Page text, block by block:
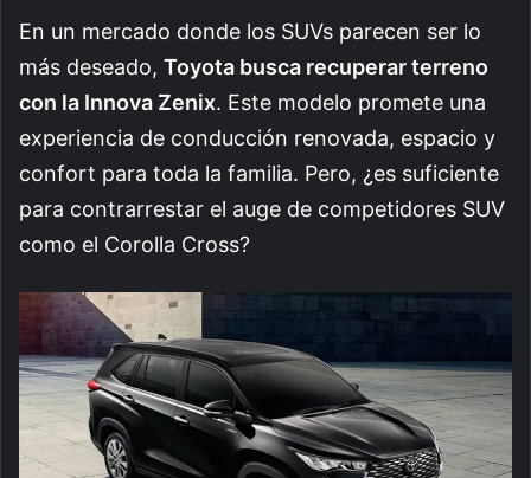
En un mercado donde los SUVs parecen ser lo
más deseado, Toyota busca recuperar terreno
con la Innova Zenix. Este modelo promete una
experiencia de conducción renovada, espacio y
confort para toda la familia. Pero, ¿es suficiente
para contrarrestar el auge de competidores SUV
como el Corolla Cross?